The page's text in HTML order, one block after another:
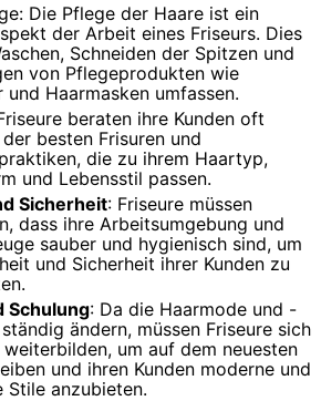
Die Pflege der Haare ist ein
der Arbeit eines Friseurs. Dies
Schneiden der Spitzen und
von Pflegeprodukten wie
und Haarmasken umfassen.
beraten ihre Kunden oft
besten Frisuren und
die zu ihrem Haartyp,
und Lebensstil passen.
Sicherheit: Friseure müssen
dass ihre Arbeitsumgebung und
sauber und hygienisch sind, um
und Sicherheit ihrer Kunden zu
Schulung: Da die Haarmode und -
ändern, müssen Friseure sich
um auf dem neuesten
und ihren Kunden moderne und
Stile anzubieten.